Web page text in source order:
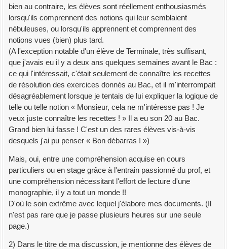
bien au contraire, les élèves sont réellement enthousiasmés
lorsqu'ils comprennent des notions qui leur semblaient
nébuleuses, ou lorsqu'ils apprennent et comprennent des
notions vues (bien) plus tard.
(A l'exception notable d'un élève de Terminale, très suffisant,
que j'avais eu il y a deux ans quelques semaines avant le Bac :
ce qui l'intéressait, c'était seulement de connaître les recettes
de résolution des exercices donnés au Bac, et il m'interrompait
désagréablement lorsque je tentais de lui expliquer la logique de
telle ou telle notion « Monsieur, cela ne m'intéresse pas ! Je
veux juste connaître les recettes ! » Il a eu son 20 au Bac.
Grand bien lui fasse ! C'est un des rares élèves vis-à-vis
desquels j'ai pu penser « Bon débarras ! »)
Mais, oui, entre une compréhension acquise en cours
particuliers ou en stage grâce à l'entrain passionné du prof, et
une compréhension nécessitant l'effort de lecture d'une
monographie, il y a tout un monde !!
D'où le soin extrême avec lequel j'élabore mes documents. (Il
n'est pas rare que je passe plusieurs heures sur une seule
page.)
2) Dans le titre de ma discussion, je mentionne des élèves de